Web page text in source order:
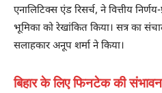
एनालिटिक्स एंड रिसर्च, ने वित्तीय
भूमिका को रेखांकित किया। सत्र का
सलाहकार अनूप शर्मा ने किया।
बिहार के लिए फिनटेक की